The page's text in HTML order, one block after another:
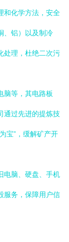
和化学方法，安全
、铝）以及制冷
处理，杜绝二次污
脑等，其电路板
通过先进的提炼技
宝”，缓解矿产开
电脑、硬盘、手机
服务，保障用户信